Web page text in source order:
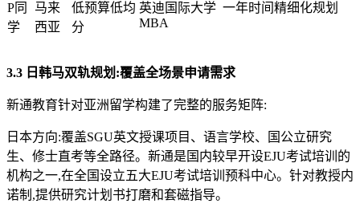
P同
学
马来
西亚
低预算低均
分
英迪国际大学
MBA
一年时间精细化规划
3.3 日韩马双轨规划:覆盖全场景申请需求
新通教育针对亚洲留学构建了完整的服务矩阵:
日本方向:覆盖SGU英文授课项目、语言学校、国公立研究
生、修士直考等全路径。新通是国内较早开设EJU考试培训的
机构之一,在全国设立五大EJU考试培训预科中心。针对教授内
诺制,提供研究计划书打磨和套磁指导。